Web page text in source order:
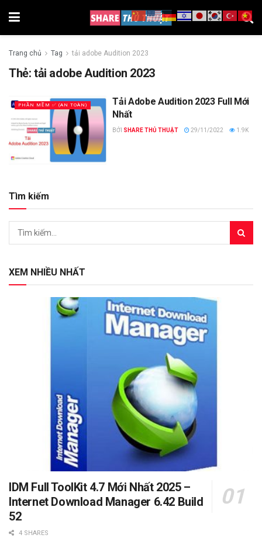
Trang chủ Tag tải adobe Audition 2023
Thẻ:tải adobe Audition 2023
PHẦN MỀM ✅ (AN TOÀN)
Tải Adobe Audition 2023 Full Mới
Nhất
BỞI SHARE THỦ THUẬT 29/11/2022 1.9K
Tìm kiếm
XEM NHIỀU NHẤT
IDM Full ToolKit 4.7 Mới Nhất 2025 –
Internet Download Manager 6.42 Build
52
4 SHARES